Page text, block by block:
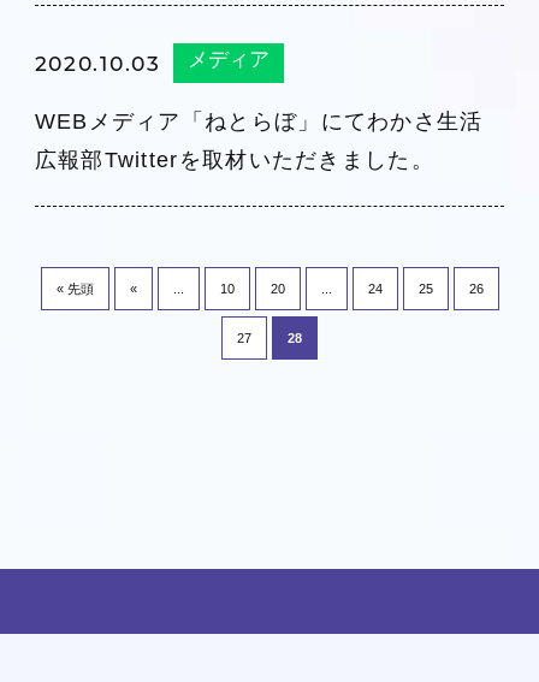
2020.10.03 メディア
WEBメディア「ねとらぼ」にてわかさ生活
広報部Twitterを取材いただきました。
« 先頭 « 10 20 24 25 26
27 28